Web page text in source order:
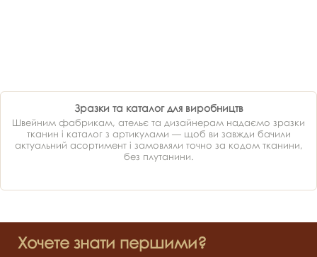
Зразки та каталог для виробництв
Швейним фабрикам, ательє та дизайнерам надаємо зразки
тканин і каталог з артикулами — щоб ви завжди бачили
актуальний асортимент і замовляли точно за кодом тканини,
без плутанини.
Хочете знати першими?